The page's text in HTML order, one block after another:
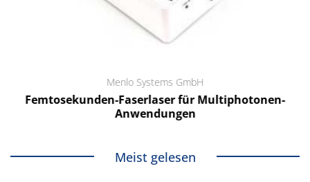
Menlo Systems GmbH
Femtosekunden-Faserlaser für Multiphotonen-
Anwendungen
Meist gelesen